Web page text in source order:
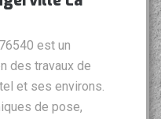
est un
des travaux de
et ses environs.
de pose,